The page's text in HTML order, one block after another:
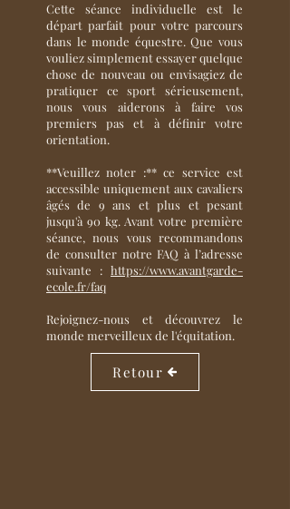
Cette séance individuelle est le
départ parfait pour votre parcours
dans le monde équestre. Que vous
vouliez simplement essayer quelque
chose de nouveau ou envisagiez de
pratiquer ce sport sérieusement,
nous vous aiderons à faire vos
premiers pas et à définir votre
orientation.
**Veuillez noter :** ce service est
accessible uniquement aux cavaliers
âgés de 9 ans et plus et pesant
jusqu'à 90 kg. Avant votre première
séance, nous vous recommandons
de consulter notre FAQ à l’adresse
suivante : https://www.avantgarde-
ecole.fr/faq
Rejoignez-nous et découvrez le
monde merveilleux de l'équitation.
Retour